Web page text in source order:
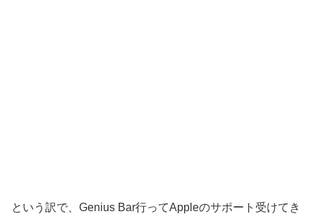
という訳で、Genius Bar行ってAppleのサポート受けてき